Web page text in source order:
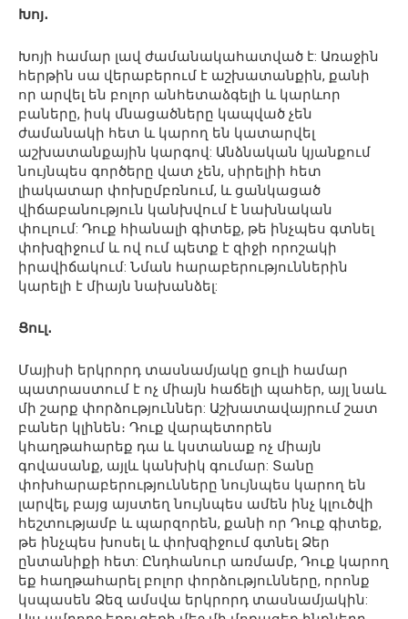
Խոյ․
Խոյի համար լավ ժամանակահատված է: Առաջին
հերթին սա վերաբերում է աշխատանքին, քանի
որ արվել են բոլոր անհետաձգելի և կարևոր
բաները, իսկ մնացածները կապված չեն
ժամանակի հետ և կարող են կատարվել
աշխատանքային կարգով: Անձնական կյանքում
նույնպես գործերը վատ չեն, սիրելիի հետ
լիակատար փոխըմբռնում, և ցանկացած
վիճաբանություն կանխվում է նախնական
փուլում: Դուք հիանալի գիտեք, թե ինչպես գտնել
փոխզիջում և ով ում պետք է զիջի որոշակի
իրավիճակում: Նման հարաբերություններին
կարելի է միայն նախանձել:
Ցուլ․
Մայիսի երկրորդ տասնամյակը ցուլի համար
պատրաստում է ոչ միայն հաճելի պահեր, այլ նաև
մի շարք փորձություններ: Աշխատավայրում շատ
բաներ կլինեն։ Դուք վարպետորեն
կհաղթահարեք դա և կստանաք ոչ միայն
գովասանք, այլև կանխիկ գումար: Տանը
փոխհարաբերությունները նույնպես կարող են
լարվել, բայց այստեղ նույնպես ամեն ինչ կլուծվի
հեշտությամբ և պարզորեն, քանի որ Դուք գիտեք,
թե ինչպես խոսել և փոխզիջում գտնել Ձեր
ընտանիքի հետ: Ընդհանուր առմամբ, Դուք կարող
եք հաղթահարել բոլոր փորձությունները, որոնք
կսպասեն Ձեզ ամսվա երկրորդ տասնամյակին: